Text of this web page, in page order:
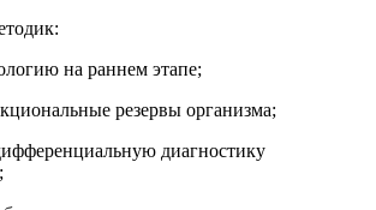
на раннем этапе;
резервы организма;
диагностику